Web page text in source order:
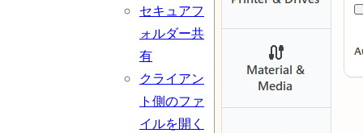
セキュアフ
ォルダー共
有
クライアン
ト側のファ
イルを開く